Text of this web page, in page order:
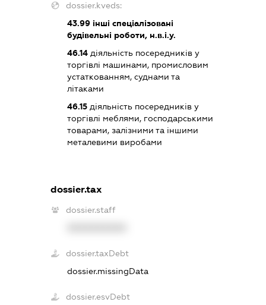
dossier.kveds:
43.99 інші спеціалізовані
будівельні роботи, н.в.і.у.
46.14 діяльність посередників у
торгівлі машинами, промисловим
устаткованням, суднами та
літаками
46.15 діяльність посередників у
торгівлі меблями, господарськими
товарами, залізними та іншими
металевими виробами
dossier.tax
dossier.staff
dossier.taxDebt
dossier.missingData
dossier.esvDebt